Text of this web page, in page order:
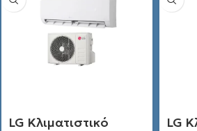
LG Κλιματιστικό
LG